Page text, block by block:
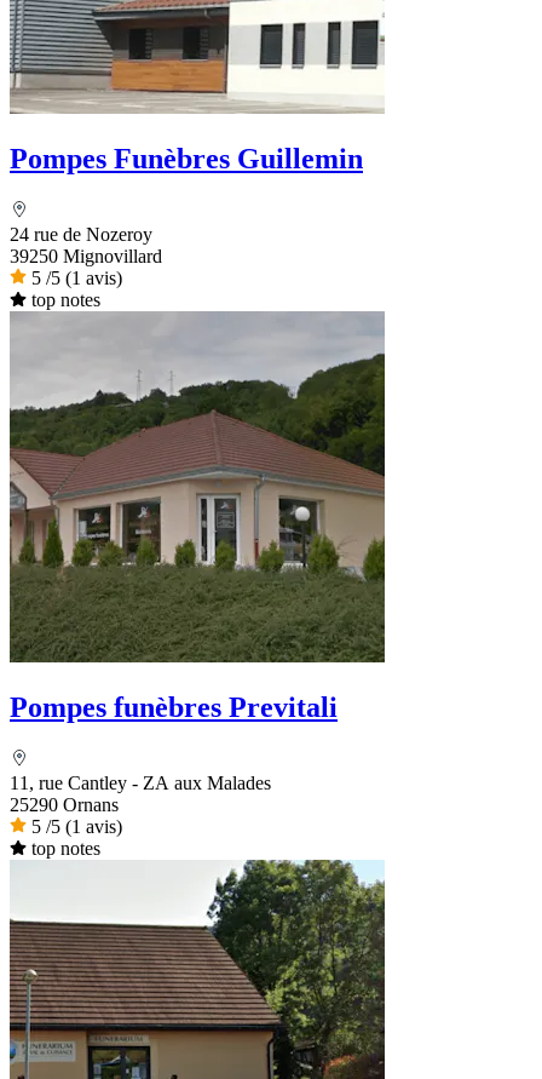
Pompes Funèbres Guillemin
24 rue de Nozeroy
39250 Mignovillard
5 /5 (1 avis)
top notes
Pompes funèbres Previtali
11, rue Cantley - ZA aux Malades
25290 Ornans
5 /5 (1 avis)
top notes